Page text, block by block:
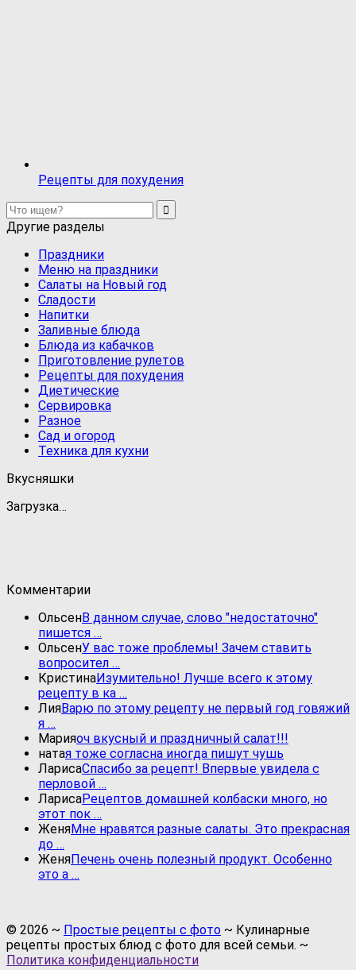
Рецепты для похудения
Другие разделы
Праздники
Меню на праздники
Салаты на Новый год
Сладости
Напитки
Заливные блюда
Блюда из кабачков
Приготовление рулетов
Рецепты для похудения
Диетические
Сервировка
Разное
Сад и огород
Техника для кухни
Вкусняшки
Загрузка…
Комментарии
ОльсенВ данном случае, слово "недостаточно"
пишется …
ОльсенУ вас тоже проблемы! Зачем ставить
вопросител …
КристинаИзумительно! Лучше всего к этому
рецепту в ка …
ЛияВарю по этому рецепту не первый год говяжий
я …
Марияоч вкусный и праздничный салат!!!
натая тоже согласна иногда пишут чушь
ЛарисаСпасибо за рецепт! Впервые увидела с
перловой …
ЛарисаРецептов домашней колбаски много, но
этот пок …
ЖеняМне нравятся разные салаты. Это прекрасная
до …
ЖеняПечень очень полезный продукт. Особенно
это а …
© 2026 ~ Простые рецепты с фото ~ Кулинарные
рецепты простых блюд с фото для всей семьи. ~
Политика конфиденциальности